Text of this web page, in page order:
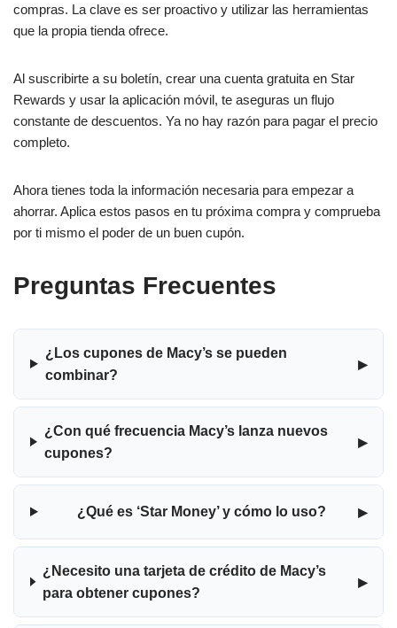
compras. La clave es ser proactivo y utilizar las herramientas
que la propia tienda ofrece.
Al suscribirte a su boletín, crear una cuenta gratuita en Star
Rewards y usar la aplicación móvil, te aseguras un flujo
constante de descuentos. Ya no hay razón para pagar el precio
completo.
Ahora tienes toda la información necesaria para empezar a
ahorrar. Aplica estos pasos en tu próxima compra y comprueba
por ti mismo el poder de un buen cupón.
Preguntas Frecuentes
¿Los cupones de Macy’s se pueden
combinar?
▸
¿Con qué frecuencia Macy’s lanza nuevos
cupones?
▸
¿Qué es ‘Star Money’ y cómo lo uso? ▸
¿Necesito una tarjeta de crédito de Macy’s
para obtener cupones?
▸